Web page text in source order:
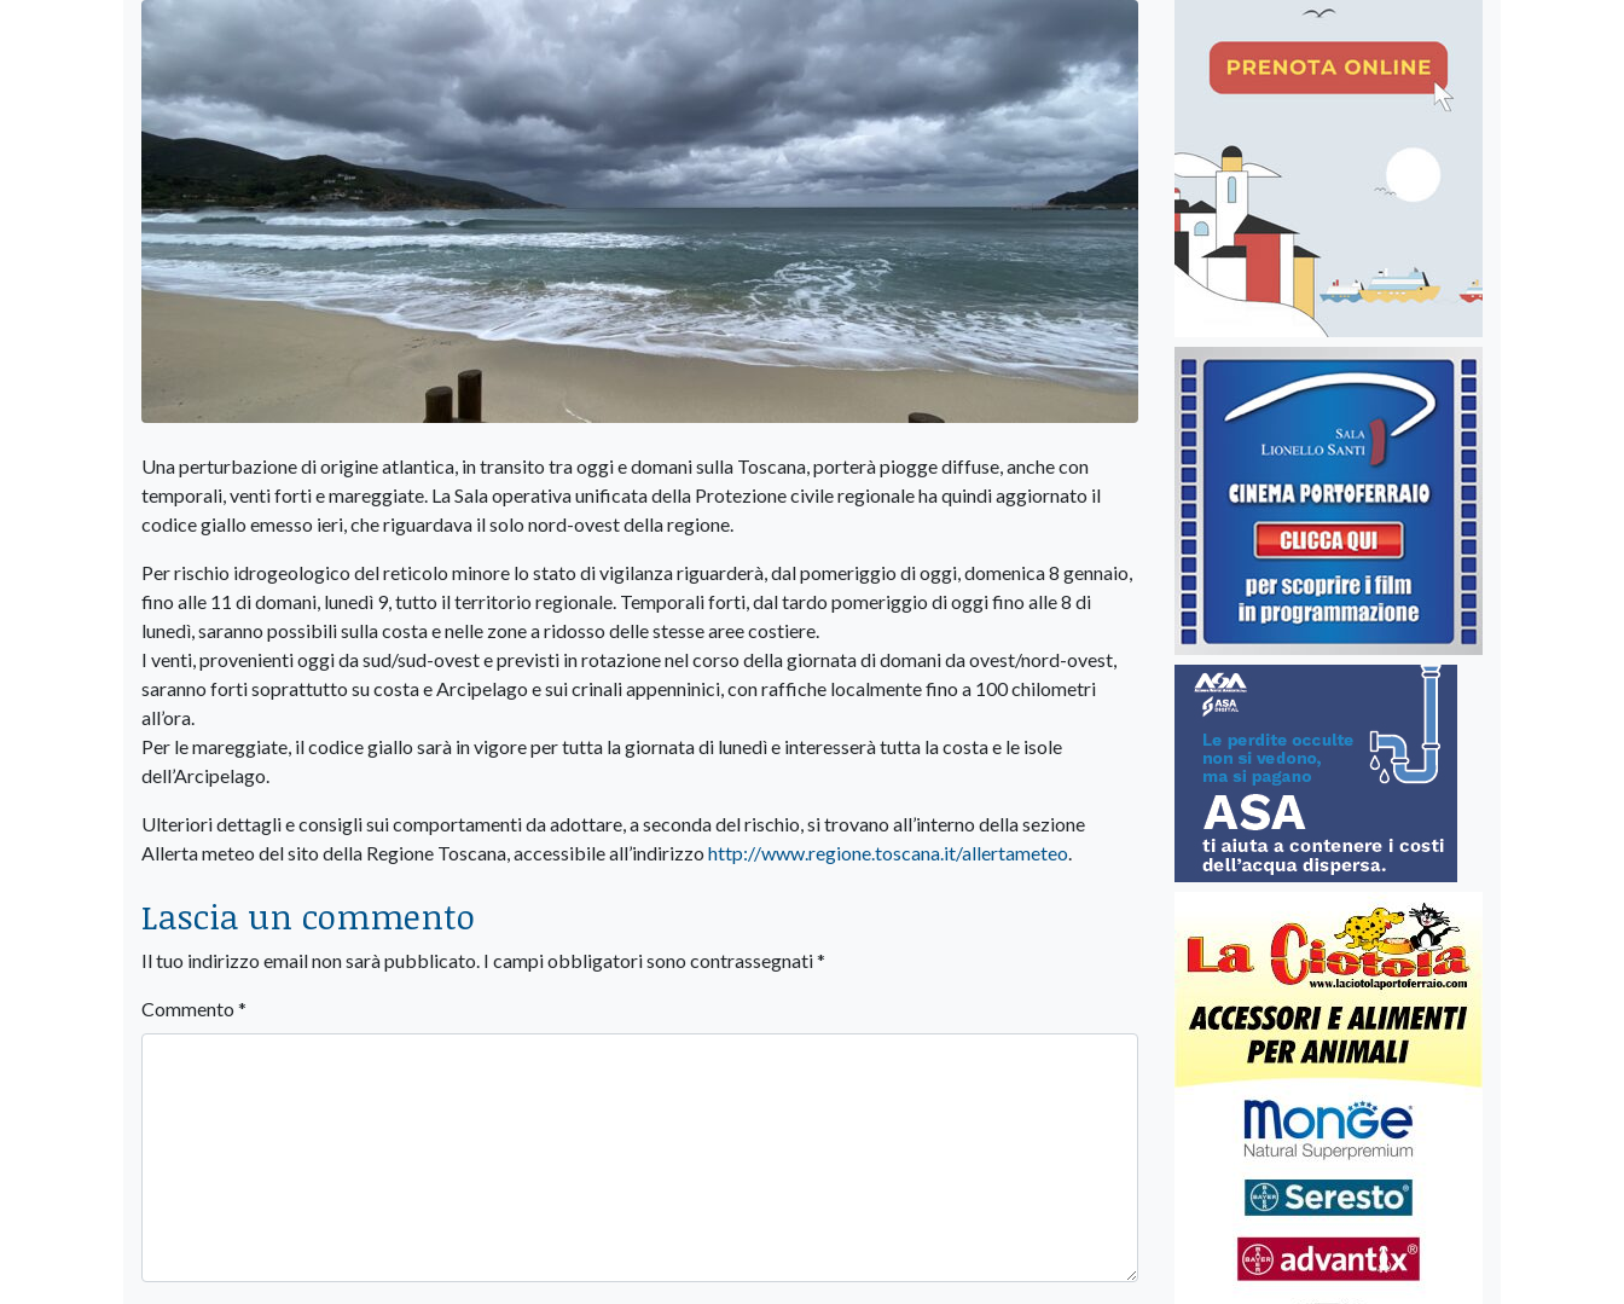
Una perturbazione di origine atlantica, in transito tra oggi e domani sulla Toscana, porterà piogge diffuse, anche con
temporali, venti forti e mareggiate. La Sala operativa unificata della Protezione civile regionale ha quindi aggiornato il
codice giallo emesso ieri, che riguardava il solo nord-ovest della regione.
Per rischio idrogeologico del reticolo minore lo stato di vigilanza riguarderà, dal pomeriggio di oggi, domenica 8 gennaio,
fino alle 11 di domani, lunedì 9, tutto il territorio regionale. Temporali forti, dal tardo pomeriggio di oggi fino alle 8 di
lunedì, saranno possibili sulla costa e nelle zone a ridosso delle stesse aree costiere.
I venti, provenienti oggi da sud/sud-ovest e previsti in rotazione nel corso della giornata di domani da ovest/nord-ovest,
saranno forti soprattutto su costa e Arcipelago e sui crinali appenninici, con raffiche localmente fino a 100 chilometri
all’ora.
Per le mareggiate, il codice giallo sarà in vigore per tutta la giornata di lunedì e interesserà tutta la costa e le isole
dell’Arcipelago.
Ulteriori dettagli e consigli sui comportamenti da adottare, a seconda del rischio, si trovano all’interno della sezione
Allerta meteo del sito della Regione Toscana, accessibile all’indirizzo http://www.regione.toscana.it/allertameteo
Lascia un commento
Il tuo indirizzo email non sarà pubblicato. I campi obbligatori sono contrassegnati*
Commento *